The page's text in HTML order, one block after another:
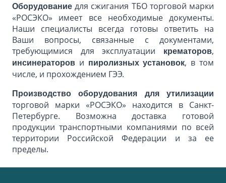
Оборудованиедля сжигания ТБО торговой марки
«РОСЭКО» имеет все необходимые документы.
Наши специалисты всегда готовы ответить на
Ваши вопросы, связанные с документами,
требующимися для эксплуатации
крематоров,
инсинераторови пиролизных установок, в том
числе, и прохождением ГЭЭ.
Производство оборудования для утилизации
торговой марки «РОСЭКО» находится в Санкт-
Петербурге. Возможна доставка готовой
продукции транспортными компаниями по всей
территории Российской Федерации и за ее
пределы.